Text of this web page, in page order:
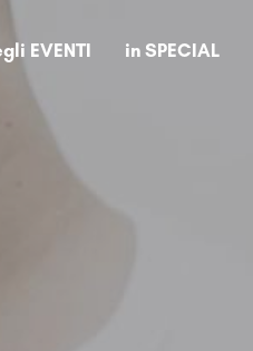
EVENTI in SPECIAL